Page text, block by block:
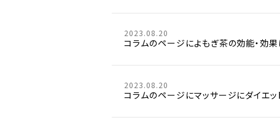
2023.08.20
コラムのページによもぎ茶の効能・効
2023.08.20
コラムのページにマッサージにダイエ